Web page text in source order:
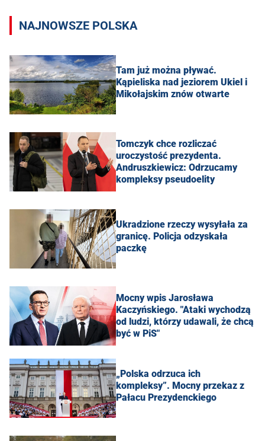
NAJNOWSZE POLSKA
Tam już można pływać.
Kąpieliska nad jeziorem Ukiel i
Mikołajskim znów otwarte
Tomczyk chce rozliczać
uroczystość prezydenta.
Andruszkiewicz: Odrzucamy
kompleksy pseudoelity
Ukradzione rzeczy wysyłała za
granicę. Policja odzyskała
paczkę
Mocny wpis Jarosława
Kaczyńskiego. "Ataki wychodzą
od ludzi, którzy udawali, że chcą
być w PiS"
„Polska odrzuca ich
kompleksy”. Mocny przekaz z
Pałacu Prezydenckiego